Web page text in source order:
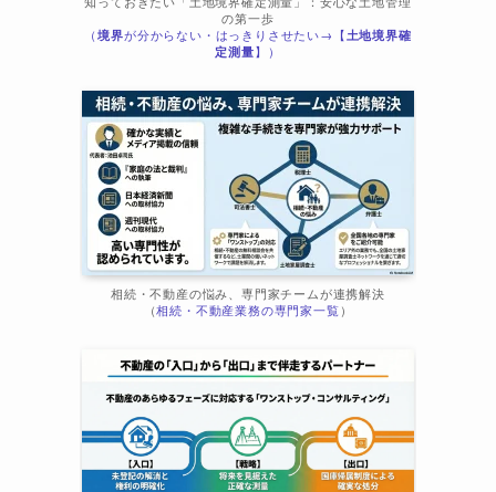
の第一歩
（境界が分からない・はっきりさせたい→【土地境界確
定測量】）
相続・不動産の悩み、専門家チームが連携解決
（相続・不動産業務の専門家一覧）